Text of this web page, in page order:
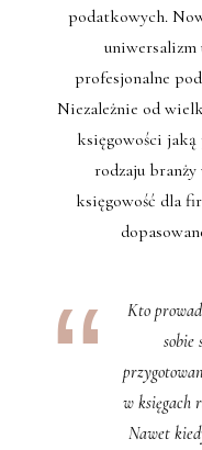
podatkowych.
uniwersalizm
profesjonalne
Niezależnie od
księgowości
rodzaju branży
księgowość dla
Kto
sobie
w księgach
Nawet